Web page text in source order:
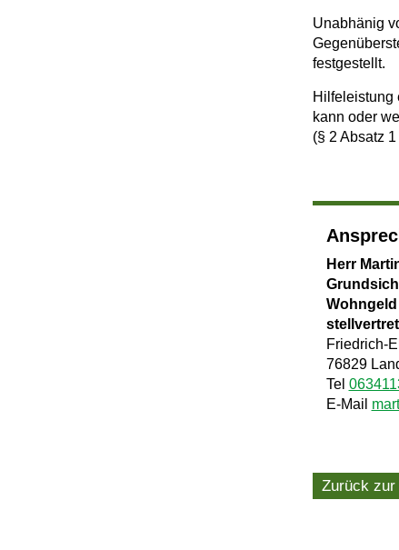
Unabhänig
festgestellt.
Hilfeleistung
kann oder
(§ 2 Absatz
Herr
Friedrich-
76829
Tel
E-Mail
Zurück